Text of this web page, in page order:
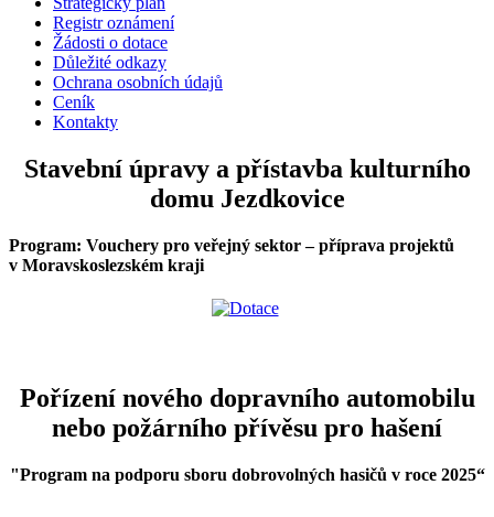
Registr oznámení
Žádosti o dotace
Důležité odkazy
Ochrana osobních údajů
Ceník
Kontakty
Stavební úpravy a přístavba kulturního
domu Jezdkovice
Program: Vouchery pro veřejný sektor – příprava projektů
v Moravskoslezském kraji
Pořízení nového dopravního automobilu
nebo požárního přívěsu pro hašení
"Program na podporu sboru dobrovolných hasičů v roce 2025“